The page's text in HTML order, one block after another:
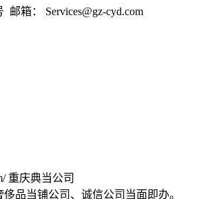
邮箱： Services@gz-cyd.com
重庆典当公司
品当铺公司、诚信公司当面即办。